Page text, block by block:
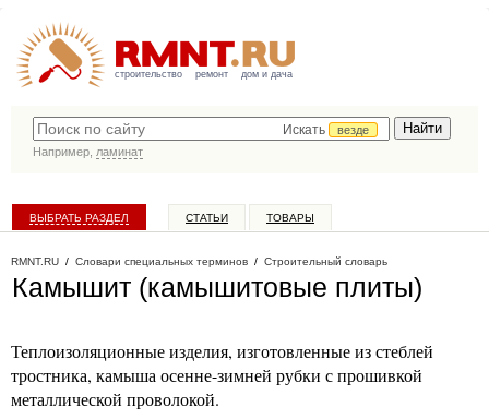
строительство ремонт дом и дача
Искать
везде
Например, ламинат
ВЫБРАТЬ РАЗДЕЛ СТАТЬИ ТОВАРЫ
RMNT.RU / Словари специальных терминов / Строительный словарь
Камышит (камышитовые плиты)
Теплоизоляционные изделия, изготовленные из стеблей
тростника, камыша осенне-зимней рубки с прошивкой
металлической проволокой.